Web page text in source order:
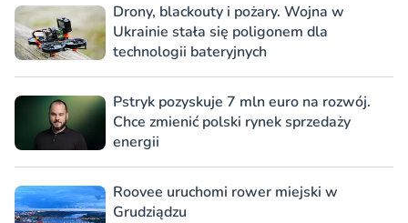
Drony, blackouty i pożary. Wojna w
Ukrainie stała się poligonem dla
technologii bateryjnych
Pstryk pozyskuje 7 mln euro na rozwój.
Chce zmienić polski rynek sprzedaży
energii
Roovee uruchomi rower miejski w
Grudziądzu